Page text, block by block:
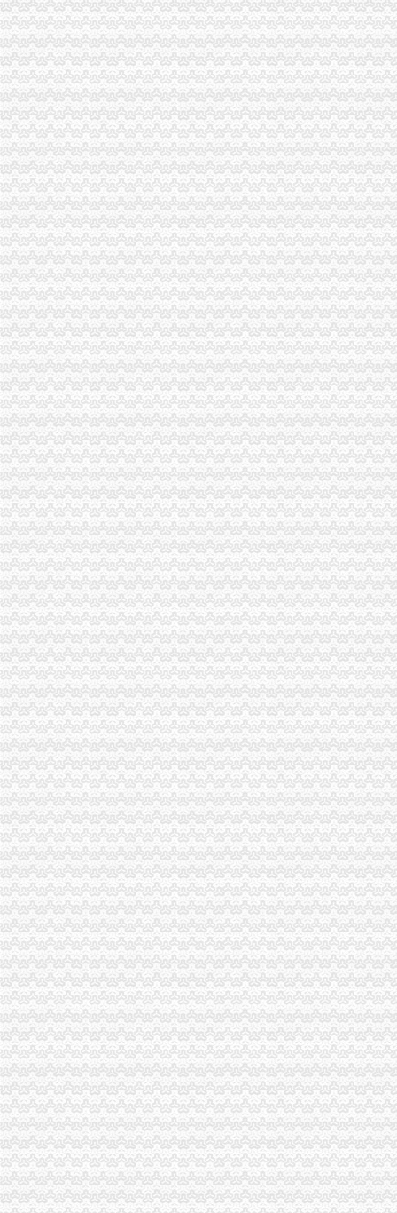
北京密云
商报分类---深圳商报多媒体数字报刊平台
武汉纳税申报：武汉市陈家湾,艾格眼科附近代理记账,猴年执照年检
武汉市变更税务登记证-武汉爱问分类
资兴市陈家湾组棚户区改造项目陈家湾基础设施工程项目
[关联交易]武昌鱼：向定对象发行股份购买资产并募集配套资金暨关
【上海陈家镇税务登记|税务登记证办理|代理税务登记】-上海赶集网
泄滩乡陈家湾村优质夏橙示范园项目施工招标公告_中国招标网_湖北省
【58同城】重庆沙坪坝陈家湾专项审批_专项审计_专项审批代理公司
重庆市煤监局管不了的非法矿井_百姓声音_论坛_天涯社区
【洪山区陈家湾会计会计|光谷会计代帐】厂家,价格,图片_武汉汇智
黄石多部门扶持助推青年创业成就百万财富(图)_网易新闻
武昌鱼：拟发行股份收购贵州黔锦矿业有限公司100%股权项目资产评
义城装饰公司_装饰装修_一起装修网
清河文化旅游开发管理中心、留誉镇中心校、陈家湾乡人民办公
通宝能源：发行股份购买资产暨关联交易报告书摘要（草案）_股票频
黄石税务咨询：黄石力杰财务代理,取得会计证就可推荐就业-黄石爱
万事通_新浪新闻
山西省吕梁市中县宁乡镇段家庄村陈家湾饮水灌溉项目施工谈判公告
重庆网吧装饰哪家公司好？_其他装修|一起网装修
柳林县陈家湾乡赵家庄村等五村土地开发项目施工招标公告_用户5122
荆州市地方税务局2012年工作总结-规划总结-湖北省地方税务局
七星关区国税局2015年8月办理税务登记证况统计表_七星关区光
万事通(组图)-搜狐滚动
[收购]武昌鱼：拟非公开发行股份收购贵州黔锦矿业有限公司100%股权
湖北武昌鱼股份有限公司向定对象发行股份购买资产并募集配套资金
刊登热线：（报社）24小时
甘肃天水市麦积区五龙镇脱贫攻坚农村饮水改造提升工程招标公告-污
举报_众胤奈_新浪博客
武汉装饰办在哪儿_武汉装饰办在哪儿
健帆生物：国浩律师（深圳）事务所关于公司申请次公开发行人民
甘谷县商务局2017年电子商务服务站点建设设备物资采购公开招标
刊登热线：（报社）24小时
代办注册变更年检注销,出具相关报告,便宜实在！-钱眼商机
*ST昌鱼（）公告正文_财经_凤凰网
通宝能源：发行股份购买资产暨关联交易预案_通宝能源（）_
武汉市变更税务登记表-武汉爱问分类
安徽省人民网——中央第四环境保护督察组向我省转办的群众信访
重庆钢铁：重大资产购买并募集配套资金暨关联交易报告书摘要（草案
万事通(组图)_网易新闻
一照一码工商税务数据项比对需后续采集补录的税务登记信息.doc
兰新铁路第二双线（甘青段）工程建管甲供物资（电梯）二次招标公告
重庆师范大学嵌入式系统开发实验仪邀请招标公告-重庆师范大学
重庆师范大学窗帘邀请招标公告-重庆师范大学
重庆钢铁股份有限公司详式权益变动报告书_网易财经
新！赣州市章贡区小学学区划分出炉！你家孩子在哪上学？_搜狐教
重庆钢铁：东莞证券有限责任公司关于公司详式权益变动报告书之财务
重庆钢铁：东莞证券有限责任公司关于公司详式权益变动报告书之财务
重庆钢铁：东莞证券有限责任公司关于公司详式权益变动报告书之财务
中央第四环境保护督察组向我省转办的群众信访举报件及地方查处况
我在宝安西乡,到深圳文锦中学怎么坐车啊？_百度知道
重庆钢铁：重大资产购买并募集配套资金暨关联交易报告书摘要（草案